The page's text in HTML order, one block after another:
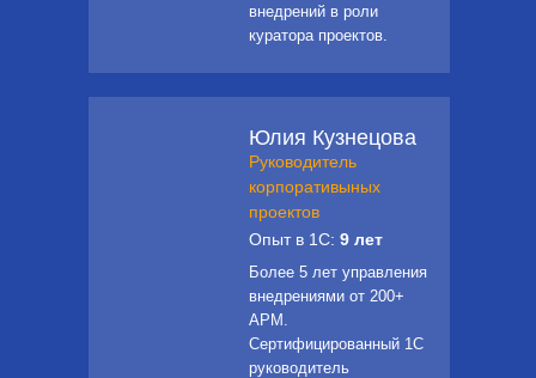
Юлия Кузнецова
Руководитель
корпоративыных
проектов
Опыт в 1С: 9 лет
Более 5 лет управления
внедрениями от 200+
АРМ.
Сертифицированный 1С
руководитель
внедрений в роли
куратора проектов.